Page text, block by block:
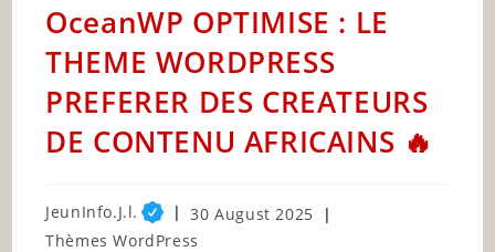
OceanWP OPTIMISE : LE
THEME WORDPRESS
PREFERER DES CREATEURS
DE CONTENU AFRICAINS 🔥
Post
author:
JeunInfo.J.l.
Post
published:
30 August 2025
Post
Thèmes WordPress